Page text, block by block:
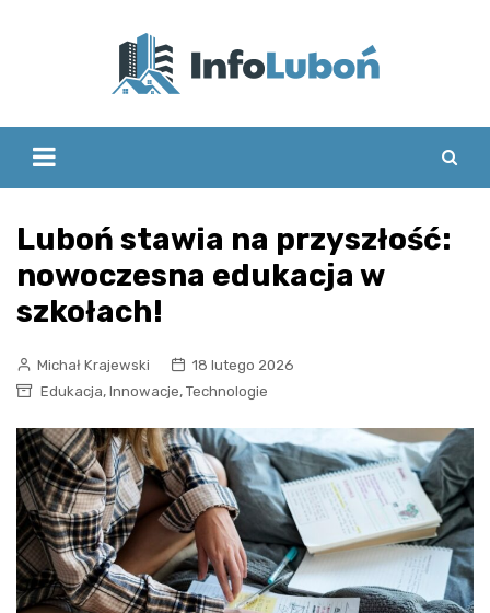
Luboń stawia na przyszłość:
nowoczesna edukacja w
szkołach!
Michał Krajewski
18 lutego 2026
Edukacja, Innowacje, Technologie